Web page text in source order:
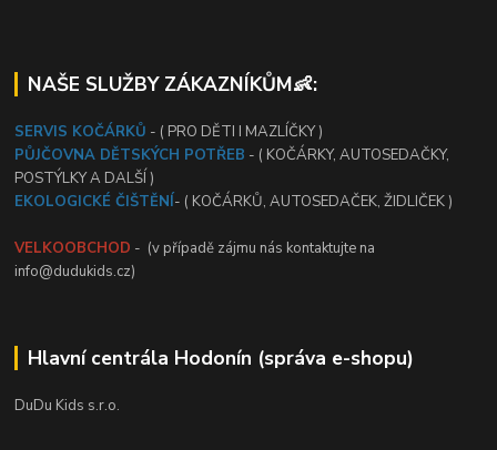
NAŠE SLUŽBY ZÁKAZNÍKŮM👶:
SERVIS KOČÁRKŮ - ( PRO DĚTI I MAZLÍČKY )
PŮJČOVNA DĚTSKÝCH POTŘEB - ( KOČÁRKY, AUTOSEDAČKY,
POSTÝLKY A DALŠÍ )
EKOLOGICKÉ ČIŠTĚNÍ- ( KOČÁRKŮ, AUTOSEDAČEK, ŽIDLIČEK )
VELKOOBCHOD - (v případě zájmu nás kontaktujte na
info@dudukids.cz)
Hlavní centrála Hodonín (správa e-shopu)
DuDu Kids s.r.o.